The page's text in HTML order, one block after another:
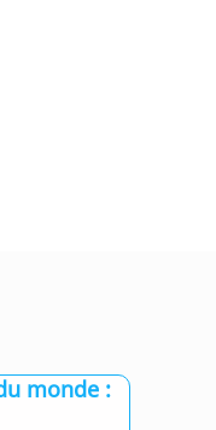
monde :